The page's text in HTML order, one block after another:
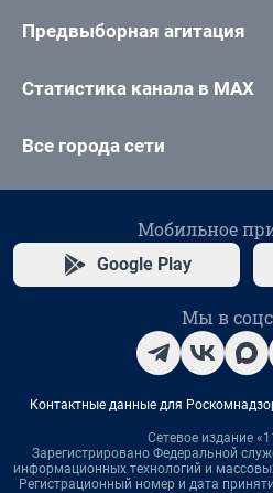
Предвыборная агитация
Статистика канала в MAX
Все города сети
Мобильное
Google Play
Мы в
Контактные данные для
Сетевое издание
Зарегистрировано Федеральной
информационных технологий и
Регистрационный номер и дата